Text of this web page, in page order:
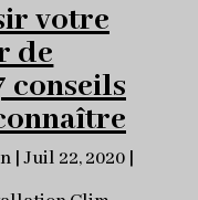
votre
de
conseils
|Juil 22, 2020